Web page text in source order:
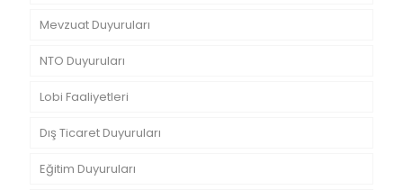
Mevzuat Duyuruları
NTO Duyuruları
Lobi Faaliyetleri
Dış Ticaret Duyuruları
Eğitim Duyuruları